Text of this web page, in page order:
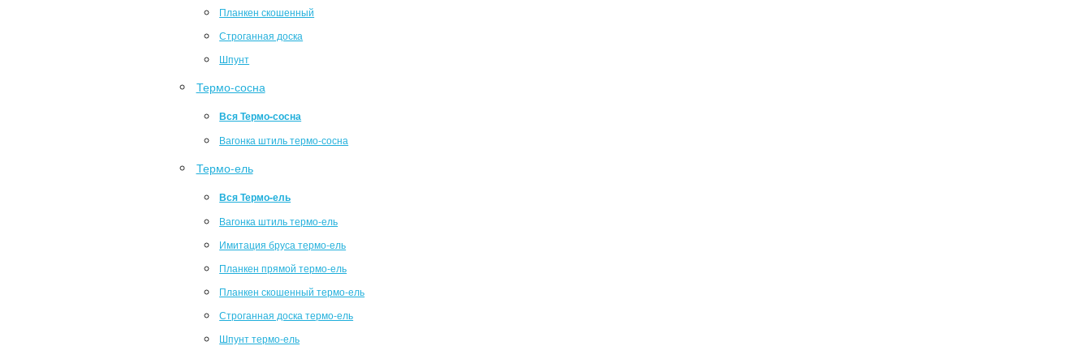
Планкен скошенный
Строганная доска
Шпунт
Термо-сосна
Вся Термо-сосна
Вагонка штиль термо-сосна
Термо-ель
Вся Термо-ель
Вагонка штиль термо-ель
Имитация бруса термо-ель
Планкен прямой термо-ель
Планкен скошенный термо-ель
Строганная доска термо-ель
Шпунт термо-ель